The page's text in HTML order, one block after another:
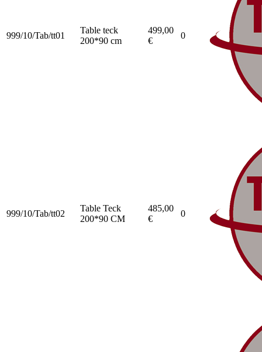
999/10/Tab/tt01
Table teck
200*90 cm
499,00
€
0
999/10/Tab/tt02
Table Teck
200*90 CM
485,00
€
0